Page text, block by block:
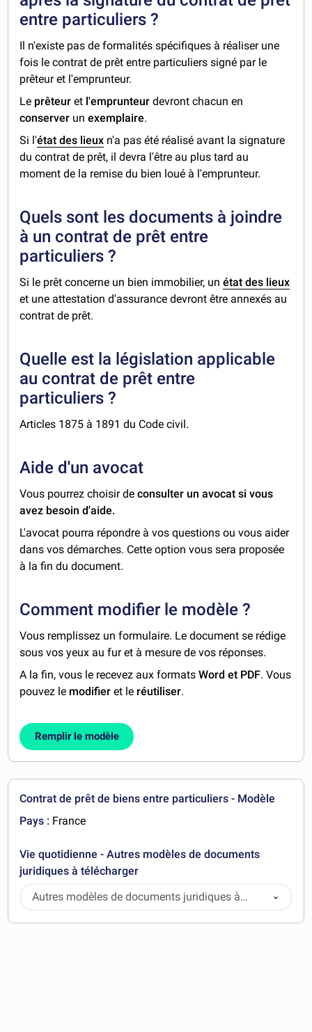
entre particuliers ?
Il n'existe pas de formalités spécifiques à réaliser une
fois le contrat de prêt entre particuliers signé par le
prêteur et l'emprunteur.
Le prêteur et l'emprunteurdevront chacun en
conserver un exemplaire.
Si l'état des lieux n'a pas été réalisé avant la signature
du contrat de prêt, il devra l'être au plus tard au
moment de la remise du bien loué à l'emprunteur.
Quels sont les documents à joindre
à un contrat de prêt entre
particuliers ?
Si le prêt concerne un bien immobilier, unétat des lieux
et une attestation d'assurance devront être annexés au
contrat de prêt.
Quelle est la législation applicable
au contrat de prêt entre
particuliers ?
Articles 1875 à 1891 du Code civil.
Aide d'un avocat
Vous pourrez choisir deconsulter un avocat si vous
avez besoin d'aide.
L'avocat pourra répondre à vos questions ou vous aider
dans vos démarches. Cette option vous sera proposée
à la fin du document.
Comment modifier le modèle ?
Vous remplissez un formulaire. Le document se rédige
sous vos yeux au fur et à mesure de vos réponses.
A la fin, vous le recevez aux formatsWord et PDF. Vous
pouvez le modifier et le réutiliser.
Remplir le modèle
Contrat de prêt de biens entre particuliers - Modèle
Pays : France
Vie quotidienne - Autres modèles de documents
juridiques à télécharger
Autres modèles de documents juridiques à
télécharger